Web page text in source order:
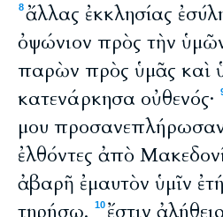
8ἄλλας ἐκκλησίας
ὀψώνιον πρὸς τὴν
παρὼν πρὸς ὑμᾶς καὶ
κατενάρκησα οὐθενός·
μου
ἐλθόντες ἀπὸ
ἀβαρῆ ἐμαυτὸν ὑμῖν
τηρήσω.
10 ἔστιν